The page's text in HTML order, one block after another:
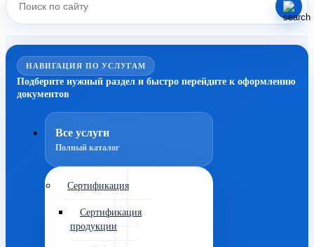
НАВИГАЦИЯ ПО УСЛУГАМ
Подберите нужный раздел и быстро перейдите к оформлению
документов
Все услуги
Полный каталог
Сертификация
Сертификация
продукции